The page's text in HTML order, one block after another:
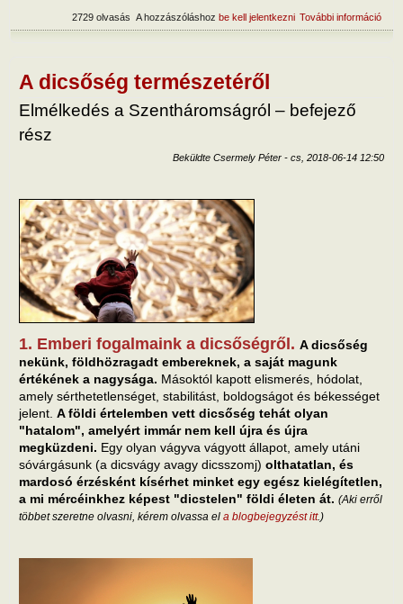
További információ
A hozzászóláshoz be kell jelentkezni
2729 olvasás
A dicsőség természetéről
Elmélkedés a Szentháromságról – befejező
rész
Beküldte Csermely Péter - cs, 2018-06-14 12:50
1. Emberi fogalmaink a dicsőségről. A dicsőség
nekünk, földhözragadt embereknek, a saját magunk
értékének a nagysága. Másoktól kapott elismerés, hódolat,
amely sérthetetlenséget, stabilitást, boldogságot és békességet
jelent. A földi értelemben vett dicsőség tehát olyan
"hatalom", amelyért immár nem kell újra és újra
megküzdeni. Egy olyan vágyva vágyott állapot, amely utáni
sóvárgásunk (a dicsvágy avagy dicsszomj) olthatatlan, és
mardosó érzésként kísérhet minket egy egész kielégítetlen,
a mi mércéinkhez képest "dicstelen" földi életen át. (Aki erről
többet szeretne olvasni, kérem olvassa el a blogbejegyzést itt.)